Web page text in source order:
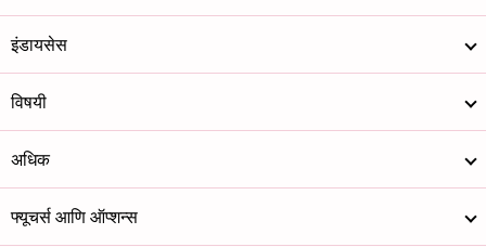
इंडायसेस
विषयी
अधिक
फ्यूचर्स आणि ऑप्शन्स